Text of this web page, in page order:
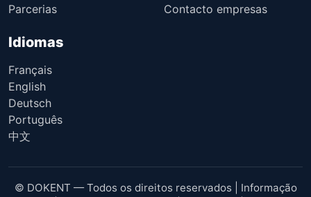
Parcerias
Contacto empresas
Idiomas
Français
English
Deutsch
Português
中文
© DOKENT — Todos os direitos reservados | Informação